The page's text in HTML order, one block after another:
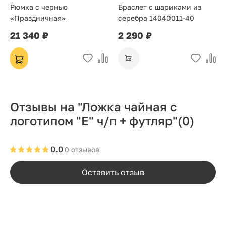
Рюмка с чернью
«Праздничная»
21 340 ₽
Браслет с шариками из
серебра 14040011-40
2 290 ₽
Отзывы на "Ложка чайная с
логотипом "Е" ч/п + футляр"(0)
0 отзывов
0.0
Оставить отзыв